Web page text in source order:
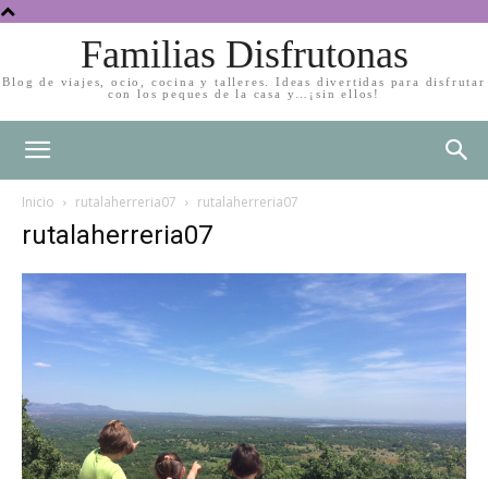
Familias Disfrutonas
Blog de viajes, ocio, cocina y talleres. Ideas divertidas para disfrutar
con los peques de la casa y…¡sin ellos!
Inicio rutalaherreria07 rutalaherreria07
rutalaherreria07